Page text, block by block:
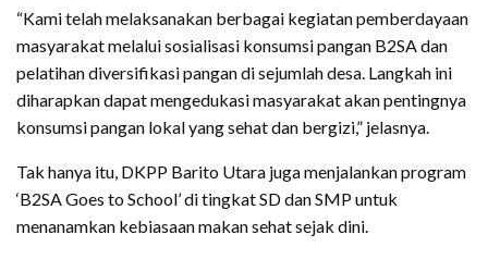
“Kami telah melaksanakan berbagai kegiatan pemberdayaan
masyarakat melalui sosialisasi konsumsi pangan B2SA dan
pelatihan diversifikasi pangan di sejumlah desa. Langkah ini
diharapkan dapat mengedukasi masyarakat akan pentingnya
konsumsi pangan lokal yang sehat dan bergizi,” jelasnya.
Tak hanya itu, DKPP Barito Utara juga menjalankan program
‘B2SA Goes to School’ di tingkat SD dan SMP untuk
menanamkan kebiasaan makan sehat sejak dini.